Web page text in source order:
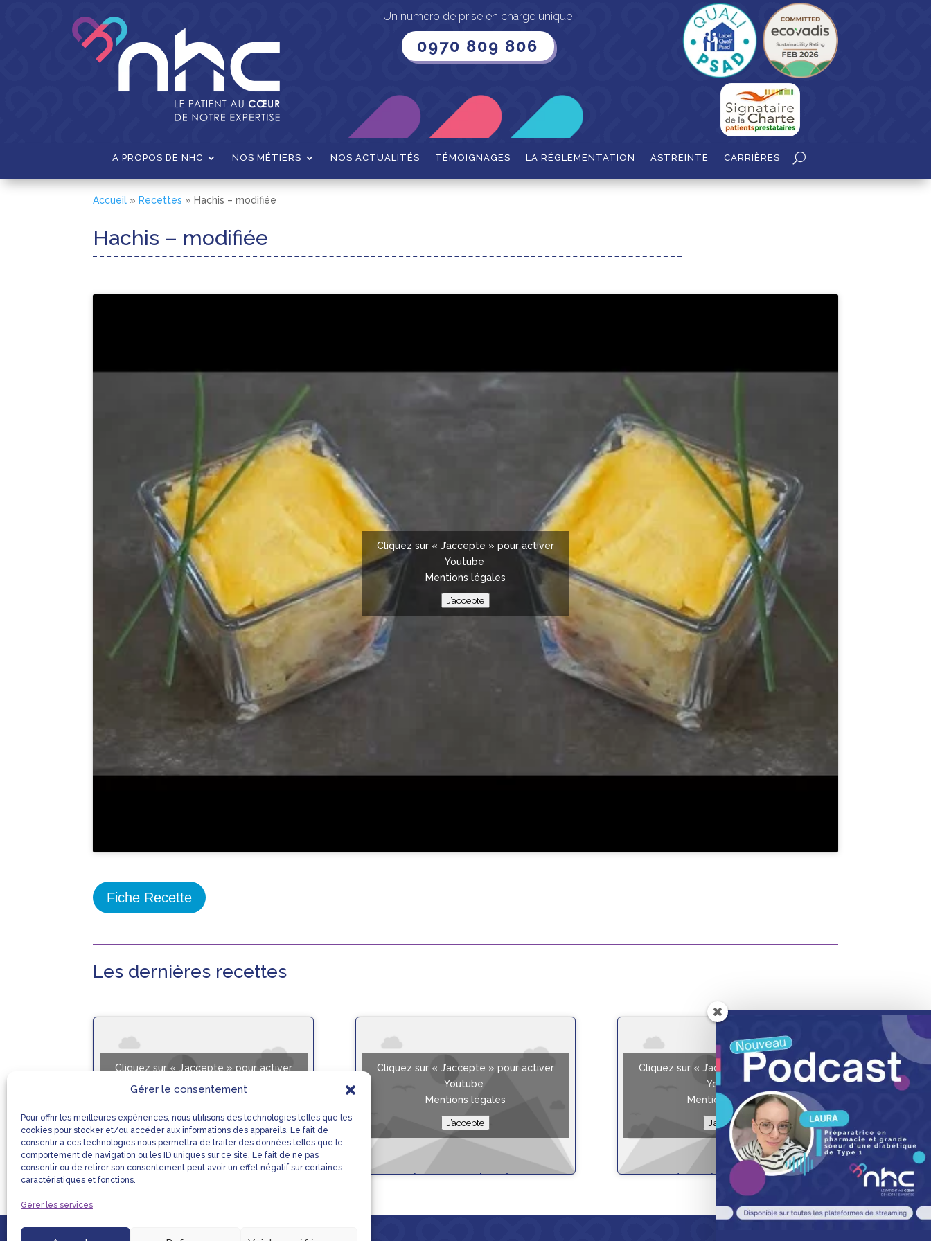
Gérer le consentement
Pour offrir les meilleures expériences, nous utilisons des technologies telles que les
cookies pour stocker et/ou accéder aux informations des appareils. Le fait de
consentir à ces technologies nous permettra de traiter des données telles que le
comportement de navigation ou les ID uniques sur ce site. Le fait de ne pas
consentir ou de retirer son consentement peut avoir un effet négatif sur certaines
caractéristiques et fonctions.
Gérer les services
Un numéro de prise en charge unique :
0970 809 806
A PROPOS DE NHC NOS MÉTIERS NOS ACTUALITÉS TÉMOIGNAGES LA RÉGLEMENTATION ASTREINTE CARRIÈRES
Accueil » Recettes » Hachis – modifiée
Hachis – modifiée
Cliquez sur « J’accepte » pour activer
Youtube
Mentions légales
J’accepte
Fiche Recette
Les dernières recettes
Poisson sauce chien –
Cliquez sur « J’accepte » pour activer
Youtube
J’accepte
Gaspacho concombre feta –
Fiche Recette
Cliquez sur « J’accepte » pour activer
Youtube
Mentions légales
J’accepte
Roses des sables nid de
Pâques – enrichie
Fiche Recette
Cliquez sur « J’accepte » pour activer
Youtube
Mentions légales
J’accepte